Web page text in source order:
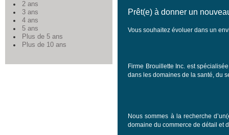
2 ans
3 ans
4 ans
5 ans
Plus de 5 ans
Plus de 10 ans
Prêt(e) à donner un
Vous souhaitez évoluer dans un
Firme Brouillette Inc. est
dans les domaines de la santé, du
Nous sommes à la recherche
domaine du commerce de détail et